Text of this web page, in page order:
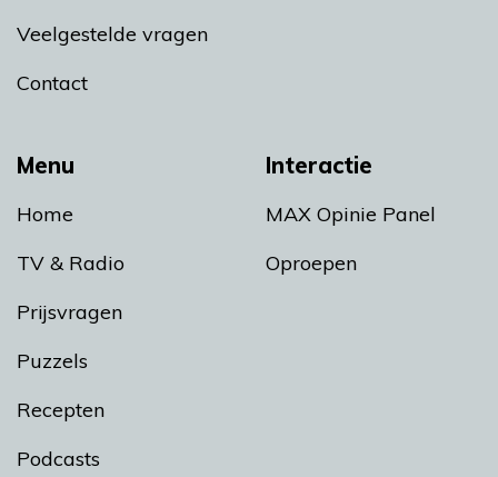
Menu
Home
TV & Radio
Prijsvragen
Puzzels
Recepten
Podcasts
Interactie
MAX Opinie Panel
Oproepen
Veelgestelde vragen
Contact